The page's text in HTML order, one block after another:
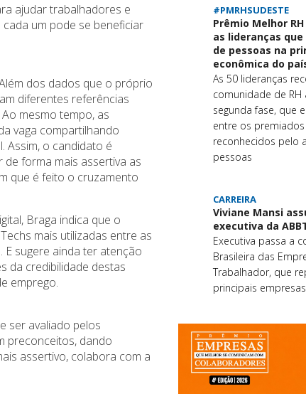
ajudar trabalhadores e
um pode se beneficiar
dos dados que o próprio
diferentes referências
mesmo tempo, as
vaga compartilhando
Assim, o candidato é
forma mais assertiva as
que é feito o cruzamento
Braga indica que o
mais utilizadas entre as
E sugere ainda ter atenção
da credibilidade destas
emprego.
ser avaliado pelos
preconceitos, dando
assertivo, colabora com a
#PMRHSUDESTE
Prêmio Melhor
as lideranças
de pessoas na
econômica do
As 50 lideranças
comunidade de RH
segunda fase, que
entre os premiados
reconhecidos pelo
pessoas
CARREIRA
Viviane Mansi
executiva da
Executiva passa a
Brasileira das
Trabalhador, que
principais